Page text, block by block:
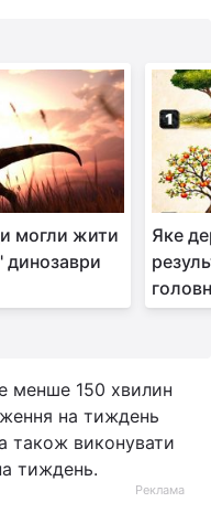
могли жити
динозаври
Яке
менше 150 хвилин
на тиждень
також виконувати
тиждень.
Реклама